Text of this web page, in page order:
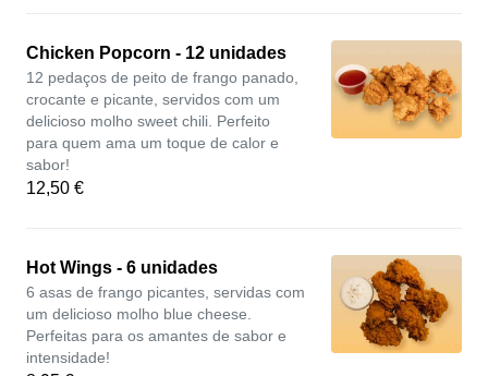
Chicken Popcorn - 12 unidades
12 pedaços de peito de frango panado,
crocante e picante, servidos com um
delicioso molho sweet chili. Perfeito
para quem ama um toque de calor e
sabor!
12,50 €
Hot Wings - 6 unidades
6 asas de frango picantes, servidas com
um delicioso molho blue cheese.
Perfeitas para os amantes de sabor e
intensidade!